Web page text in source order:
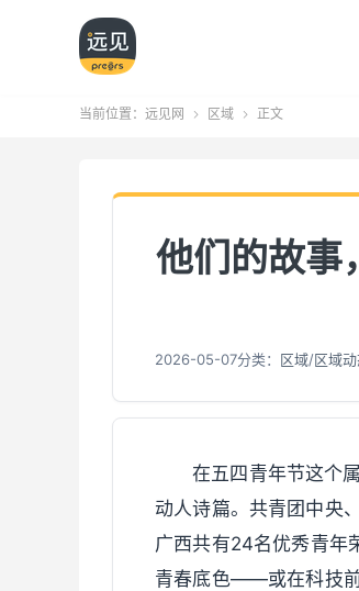
当前位置： 远见网  区域  正文
他们的故事
2026-05-07分类： 区域/区域
在五四青年节这个
动人诗篇。共青团中央
广西共有24名优秀青年
青春底色——或在科技前